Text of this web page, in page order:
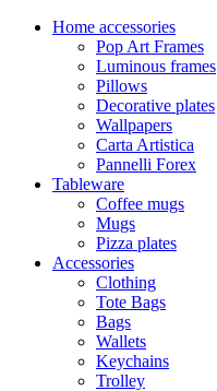
Home accessories
Pop Art Frames
Luminous frames
Pillows
Decorative plates
Wallpapers
Carta Artistica
Pannelli Forex
Tableware
Coffee mugs
Mugs
Pizza plates
Accessories
Clothing
Tote Bags
Bags
Wallets
Keychains
Trolley